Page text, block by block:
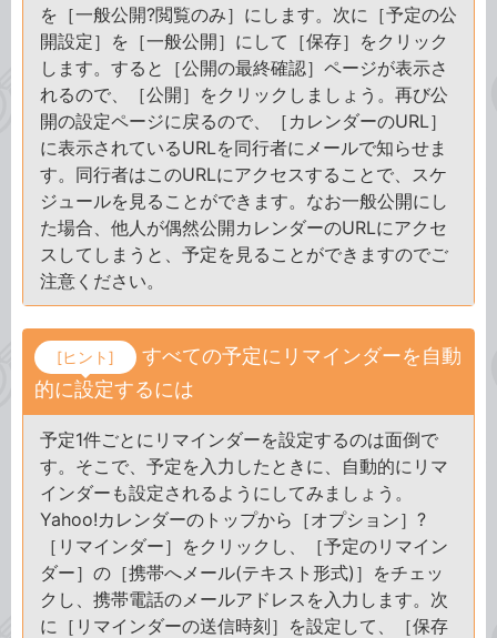
を［一般公開?閲覧のみ］にします。次に［予定の公
開設定］を［一般公開］にして［保存］をクリック
します。すると［公開の最終確認］ページが表示さ
れるので、［公開］をクリックしましょう。再び公
開の設定ページに戻るので、［カレンダーのURL］
に表示されているURLを同行者にメールで知らせま
す。同行者はこのURLにアクセスすることで、スケ
ジュールを見ることができます。なお一般公開にし
た場合、他人が偶然公開カレンダーのURLにアクセ
スしてしまうと、予定を見ることができますのでご
注意ください。
[ヒント]
すべての予定にリマインダーを自動
的に設定するには
予定1件ごとにリマインダーを設定するのは面倒で
す。そこで、予定を入力したときに、自動的にリマ
インダーも設定されるようにしてみましょう。
Yahoo!カレンダーのトップから［オプション］?
［リマインダー］をクリックし、［予定のリマイン
ダー］の［携帯へメール(テキスト形式)］をチェッ
クし、携帯電話のメールアドレスを入力します。次
に［リマインダーの送信時刻］を設定して、［保存